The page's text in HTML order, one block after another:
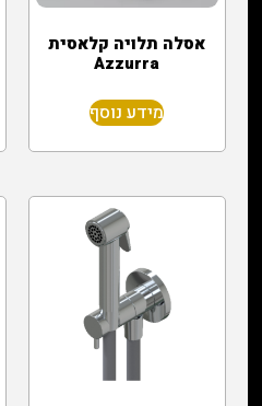
אסלה תלויה קלאסית
Azzurra
מידע נוסף